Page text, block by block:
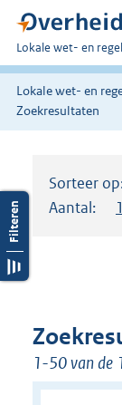
U
bent
hier:
Lokale wet- en
Lokale wet- en
Zoekresultaten
Sorteer
Aantal:
1-50 van de